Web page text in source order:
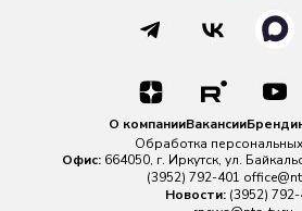
О компанииВакансии
Обработка
Офис: 664050, г. Иркутск, ул.
(3952) 792-401
Новости: (3952)